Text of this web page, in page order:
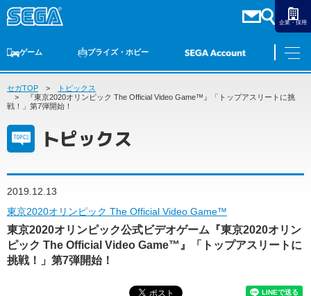
企業・採用
ゲーム
ゲームTOP 家庭用ゲーム
プライズ・ホビー
プライズ トイ S-FIRE
オンライン
ゲーム
家庭用ゲーム
スマホゲーム
プライズ・ホビー
S-FIRE
セガ ラッキーくじ
セガ ラッキーくじオンライン
アニメ
ダーツ
トピックス
セガTOP
トピックス
『東京2020オリンピック The Official Video Game™』「トップアスリートに挑
戦！」第7弾開始！
トピックス
2019.12.13
東京2020オリンピック The Official Video Game™
東京2020オリンピック公式ビデオゲーム『東京2020オリン
ピック The Official Video Game™』「トップアスリートに
挑戦！」第7弾開始！